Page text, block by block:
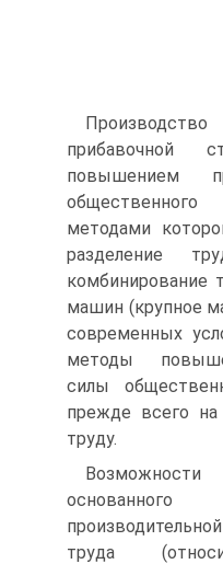
прибавочной
повышением
методами
разделение
комбинирование
машин (крупное
современных
методы
силы
прежде всего на
труду.
труда